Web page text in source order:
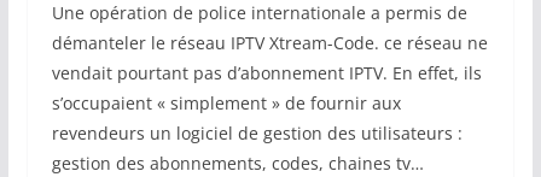
Une opération de police internationale a permis de
démanteler le réseau IPTV Xtream-Code. ce réseau ne
vendait pourtant pas d’abonnement IPTV. En effet, ils
s’occupaient « simplement » de fournir aux
revendeurs un logiciel de gestion des utilisateurs :
gestion des abonnements, codes, chaines tv…